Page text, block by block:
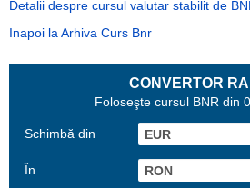
Detalii despre cursul valutar stabilit de
Inapoi la Arhiva Curs Bnr
CONVERTOR
Foloseşte cursul BNR din
Schimbă din
În